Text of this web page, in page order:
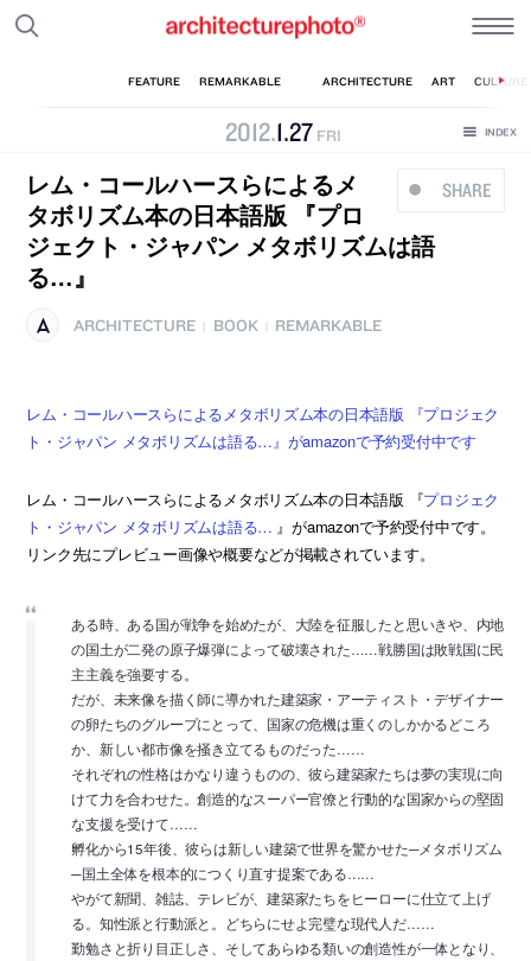
2012.1.27 FRI
SHARE
レム・コールハースらによるメ
タボリズム本の日本語版 『プロ
ジェクト・ジャパン メタボリズムは語
る…』
ARCHITECTURE BOOK REMARKABLE
レム・コールハースらによるメタボリズム本の日本語版 『プロジェク
ト・ジャパン メタボリズムは語る…』がamazonで予約受付中です
レム・コールハースらによるメタボリズム本の日本語版 『プロジェク
ト・ジャパン メタボリズムは語る… 』がamazonで予約受付中です。
リンク先にプレビュー画像や概要などが掲載されています。
ある時、ある国が戦争を始めたが、大陸を征服したと思いきや、内地
の国土が二発の原子爆弾によって破壊された……戦勝国は敗戦国に民
主主義を強要する。
だが、未来像を描く師に導かれた建築家・アーティスト・デザイナー
の卵たちのグループにとって、国家の危機は重くのしかかるどころ
か、新しい都市像を掻き立てるものだった……
それぞれの性格はかなり違うものの、彼ら建築家たちは夢の実現に向
けて力を合わせた。創造的なスーパー官僚と行動的な国家からの堅固
な支援を受けて……
孵化から15年後、彼らは新しい建築で世界を驚かせた─メタボリズム
─国土全体を根本的につくり直す提案である……
やがて新聞、雑誌、テレビが、建築家たちをヒーローに仕立て上げ
る。知性派と行動派と。どちらにせよ完璧な現代人だ……
勤勉さと折り目正しさ、そしてあらゆる類いの創造性が一体となり、